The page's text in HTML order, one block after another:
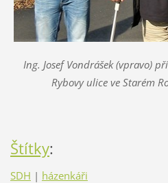
Ing. Josef Vondrášek (vpravo)
Rybovy ulice ve Starém
Štítky:
SDH | házenkáři